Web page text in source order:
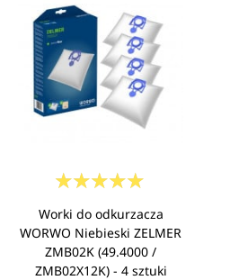
Worki do odkurzacza
WORWO Niebieski ZELMER
ZMB02K (49.4000 /
ZMB02X12K) - 4 sztuki